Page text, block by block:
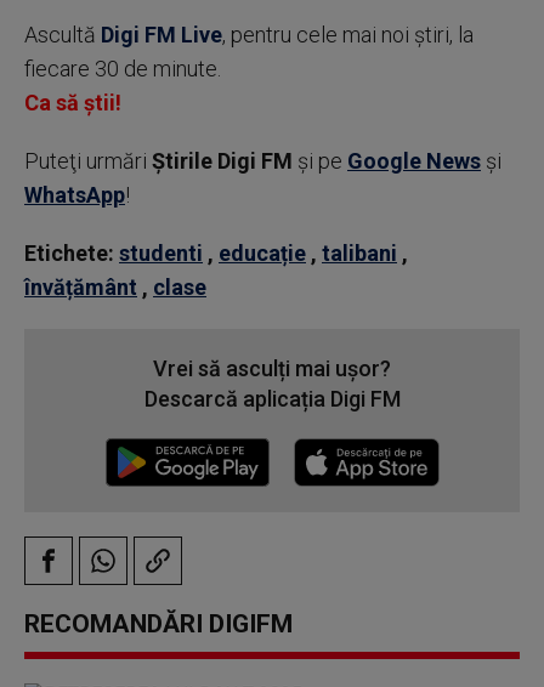
Ascultă Digi FM Live, pentru cele mai noi știri, la
fiecare 30 de minute.
Ca să știi!
Puteţi urmări Știrile Digi FM şi pe Google News şi
WhatsApp!
Etichete: studenti , educație , talibani ,
învățământ , clase
Vrei să asculți mai ușor?
Descarcă aplicația Digi FM
RECOMANDĂRI DIGIFM